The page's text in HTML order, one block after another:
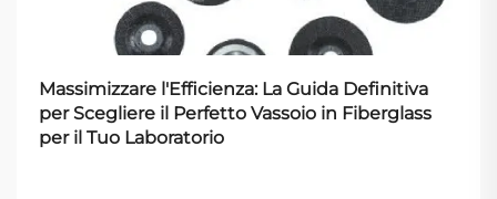
Massimizzare l'Efficienza: La Guida Definitiva
per Scegliere il Perfetto Vassoio in Fiberglass
per il Tuo Laboratorio